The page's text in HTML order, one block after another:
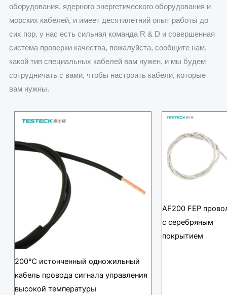
оборудования, ядерного энергетического оборудования и
морских кабелей, и имеет десятилетний опыт работы до
сих пор, у нас есть сильная команда R & D и совершенная
система проверки качества, пожалуйста, сообщите нам,
какой тип специальных кабелей вам нужен, и мы будем
сотрудничать с вами, чтобы настроить кабели, которые
вам нужны.
200℃ истонченный одножильный
кабель провода сигнала управления
высокой температуры
AF200 FEP
с серебряным
покрытием